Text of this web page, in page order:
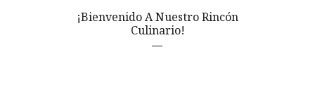
¡Bienvenido A Nuestro Rincón
Culinario!